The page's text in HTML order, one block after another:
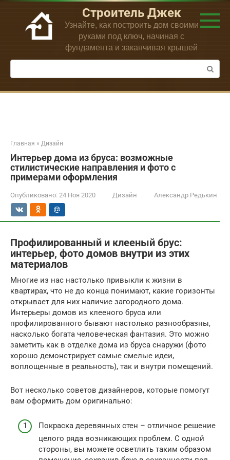
Перейти
контенту
Строитель Джек
Узнайте, как построить дом своими
руками под ключ, начиная с
фундамента и заканчивая крышей
Поиск:
Главная » Дизайн
Интерьер дома из бруса: возможные
стилистические направления и фото с
примерами оформления
Опубликовано: 24 Ноя 2020 Дизайн Александр Редькин
Профилированный и клееный брус:
интерьер, фото домов внутри из этих
материалов
Многие из нас настолько привыкли к жизни в
квартирах, что не до конца понимают, какие горизонты
открывает для них наличие загородного дома.
Интерьеры домов из клееного бруса или
профилированного бывают настолько разнообразны,
насколько богата человеческая фантазия. Это можно
заметить как в отделке дома из бруса снаружи (фото
хорошо демонстрирует самые смелые идеи,
воплощенные в реальность), так и внутри помещений.
Вот несколько советов дизайнеров, которые помогут
вам оформить дом оригинально:
Покраска деревянных стен – отличное решение
целого ряда возникающих проблем. С одной
стороны, вы можете осветлить таким образом